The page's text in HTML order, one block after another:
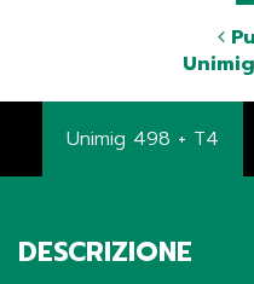
Unimig 498 + T4
DESCRIZIONE